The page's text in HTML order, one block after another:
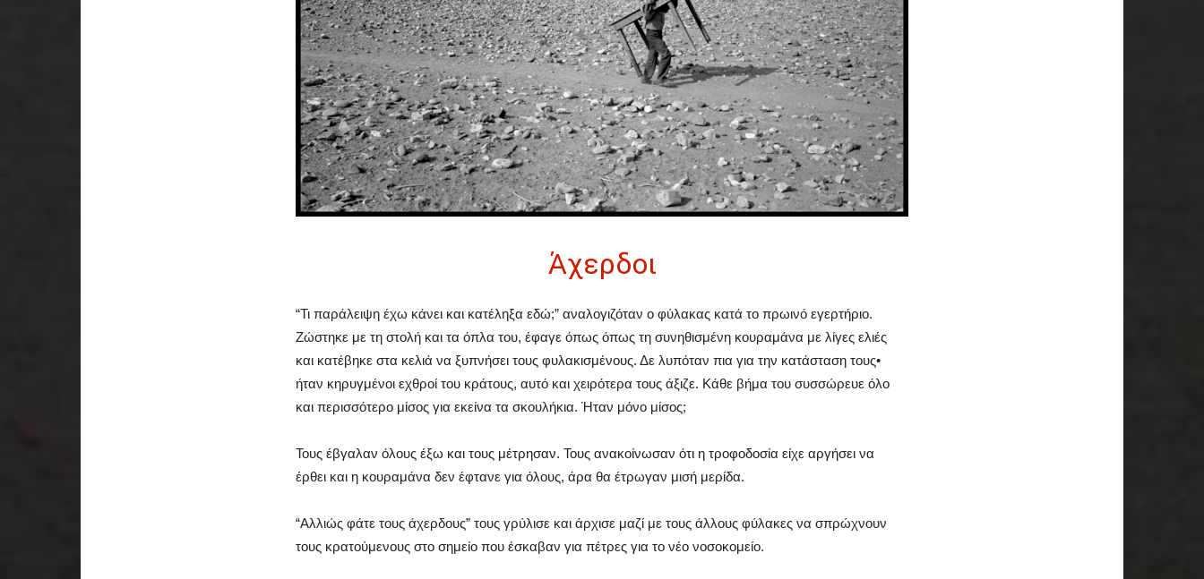
Άχερδοι
“Τι παράλειψη έχω κάνει και κατέληξα εδώ;” αναλογιζόταν ο φύλακας κατά το πρωινό εγερτήριο.
Ζώστηκε με τη στολή και τα όπλα του, έφαγε όπως όπως τη συνηθισμένη κουραμάνα με λίγες ελιές
και κατέβηκε στα κελιά να ξυπνήσει τους φυλακισμένους. Δε λυπόταν πια για την κατάσταση τους•
ήταν κηρυγμένοι εχθροί του κράτους, αυτό και χειρότερα τους άξιζε. Κάθε βήμα του συσσώρευε όλο
και περισσότερο μίσος για εκείνα τα σκουλήκια. Ήταν μόνο μίσος;
Τους έβγαλαν όλους έξω και τους μέτρησαν. Τους ανακοίνωσαν ότι η τροφοδοσία είχε αργήσει να
έρθει και η κουραμάνα δεν έφτανε για όλους, άρα θα έτρωγαν μισή μερίδα.
“Αλλιώς φάτε τους άχερδους” τους γρύλισε και άρχισε μαζί με τους άλλους φύλακες να σπρώχνουν
τους κρατούμενους στο σημείο που έσκαβαν για πέτρες για το νέο νοσοκομείο.